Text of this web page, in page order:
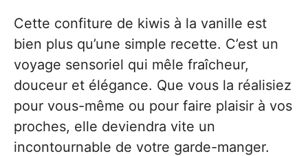
Cette confiture de kiwis à la vanille est
bien plus qu’une simple recette. C’est un
voyage sensoriel qui mêle fraîcheur,
douceur et élégance. Que vous la réalisiez
pour vous-même ou pour faire plaisir à vos
proches, elle deviendra vite un
incontournable de votre garde-manger.